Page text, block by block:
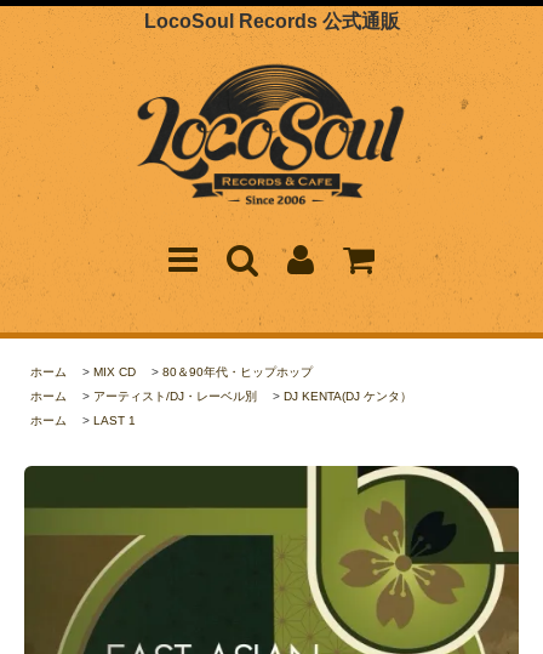
LocoSoul Records 公式通販
ホーム > MIX CD > 80＆90年代・ヒップホップ
ホーム
> アーティスト/DJ・レーベル別 > DJ KENTA(DJ ケンタ）
ホーム
> LAST 1